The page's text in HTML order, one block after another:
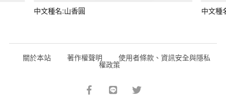
中文種名:山香圓 中文種
關於本站 著作權聲明 使用者條款、資訊安全與隱私
權政策